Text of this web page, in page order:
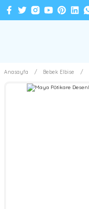
Anasayfa Bebek Elbise